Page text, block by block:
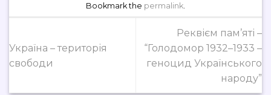
Bookmark the permalink
Україна – територія
свободи
Реквієм пам’яті –
“Голодомор 1932–1933 –
геноцид Українського
народу”